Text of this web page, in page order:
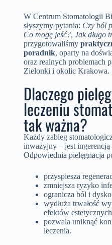
W Centrum Stomatologii
słyszymy pytania: Czy ból
Co mogę jeść?, Jak długo
przygotowaliśmy
poradnik, oparty na
oraz realnych problemach
Zielonki i okolic Krakowa.
Dlaczego
leczeniu
tak ważna?
Każdy zabieg
inwazyjny – jest
Odpowiednia pielęgnacja
przyspiesza
zmniejsza ryzyko
ogranicza ból i
wydłuża trwałość
efektów
pozwala uniknąć
leczenia.